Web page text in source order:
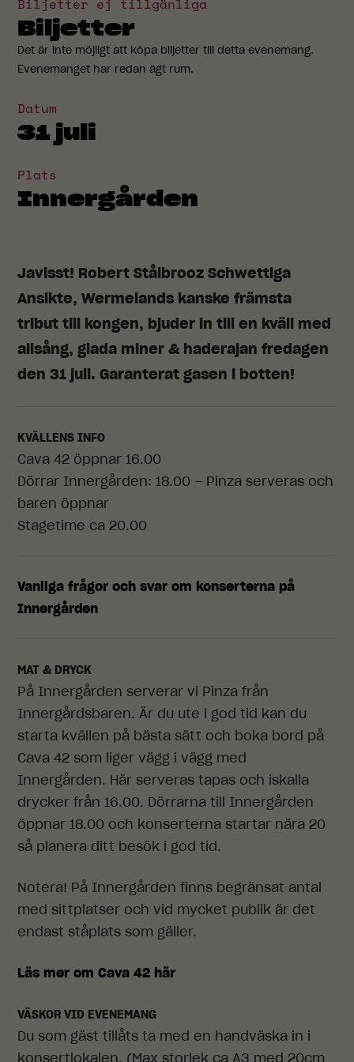
Biljetter ej tillgänliga
Biljetter
Det är inte möjligt att köpa biljetter till detta evenemang.
Evenemanget har redan ägt rum.
Datum
31 juli
Plats
Innergården
Javisst! Robert Stålbrooz Schwettiga
Ansikte, Wermelands kanske främsta
tribut till kongen, bjuder in till en kväll med
allsång, glada miner & haderajan fredagen
den 31 juli. Garanterat gasen i botten!
KVÄLLENS INFO
Cava 42 öppnar 16.00
Dörrar Innergården: 18.00 – Pinza serveras och
baren öppnar
Stagetime ca 20.00
Vanliga frågor och svar om konserterna på
Innergården
MAT & DRYCK
På Innergården serverar vi Pinza från
Innergårdsbaren. Är du ute i god tid kan du
starta kvällen på bästa sätt och boka bord på
Cava 42 som liger vägg i vägg med
Innergården. Här serveras tapas och iskalla
drycker från 16.00. Dörrarna till Innergården
öppnar 18.00 och konserterna startar nära 20
så planera ditt besök i god tid.
Notera! På Innergården finns begränsat antal
med sittplatser och vid mycket publik är det
endast ståplats som gäller.
Läs mer om Cava 42 här
VÄSKOR VID EVENEMANG
Du som gäst tillåts ta med en handväska in i
konsertlokalen. (Max storlek ca A3 med 20cm